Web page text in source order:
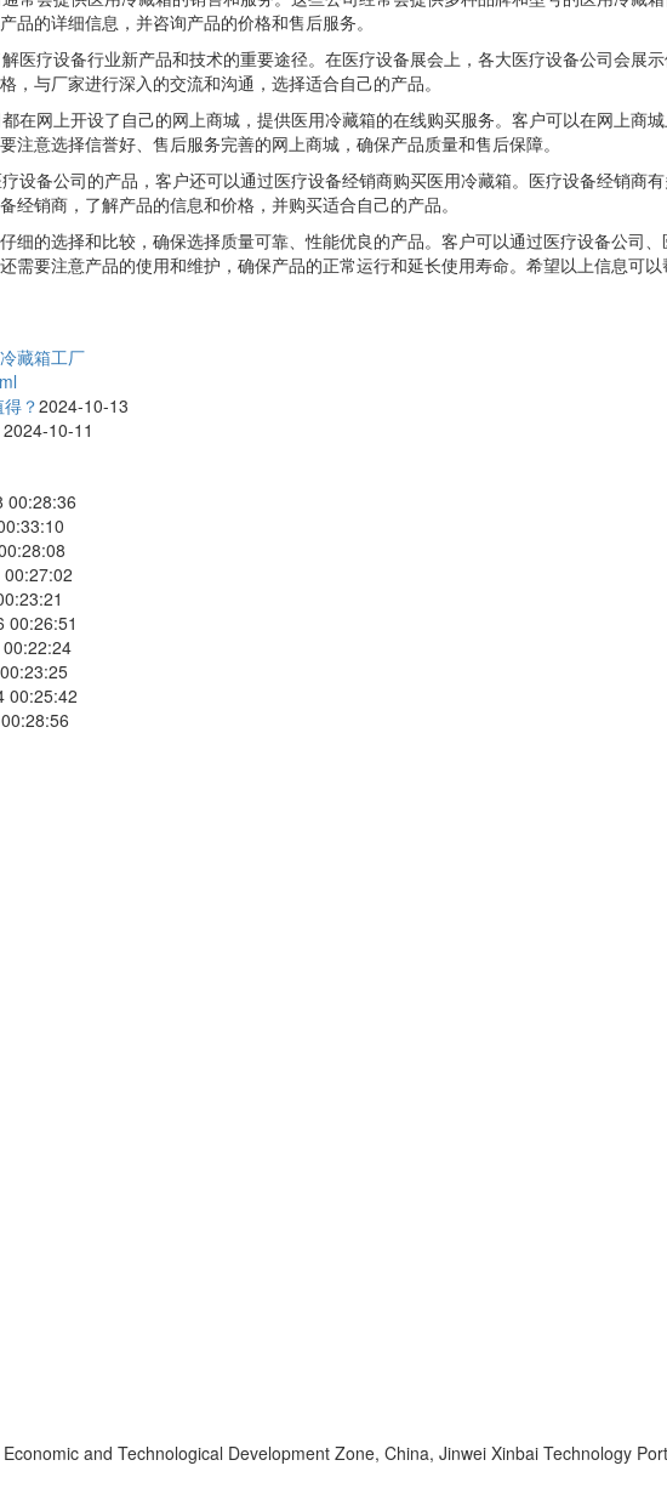
品的详细信息，并咨询产品的价格和售后服务。
医疗设备行业新产品和技术的重要途径。在医疗设备展会上，各大医疗设备公司会展
，与厂家进行深入的交流和沟通，选择适合自己的产品。
在网上开设了自己的网上商城，提供医用冷藏箱的在线购买服务。客户可以在网上
注意选择信誉好、售后服务完善的网上商城，确保产品质量和售后保障。
设备公司的产品，客户还可以通过医疗设备经销商购买医用冷藏箱。医疗设备经销商
经销商，了解产品的信息和价格，并购买适合自己的产品。
细的选择和比较，确保选择质量可靠、性能优良的产品。客户可以通过医疗设备公司
需要注意产品的使用和维护，确保产品的正常运行和延长使用寿命。希望以上信息可
藏箱工厂
？2024-10-13
2024-10-11
00:28:36
00:26:51
00:25:42
and Technological Development Zone, China, Jinwei Xinbai Technology